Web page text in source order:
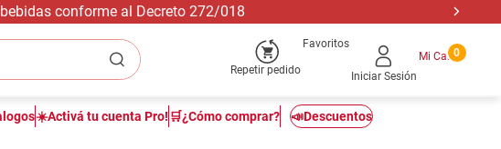
conforme al Decreto 272/018
Repetir pedido
Favoritos
Iniciar Sesión
0
☀️Activá tu cuenta Pro! 🛒¿Cómo comprar? 📣Descuentos